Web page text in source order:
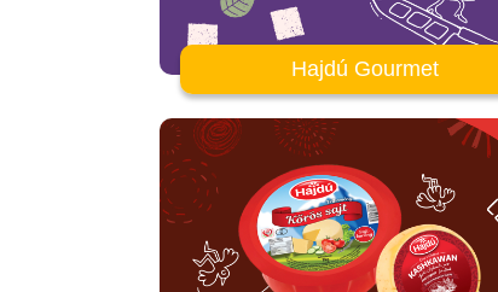
Hajdú Gourmet